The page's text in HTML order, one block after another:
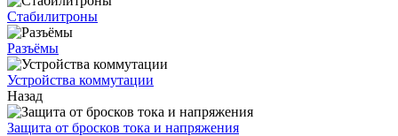
Стабилитроны
Разъёмы
Устройства коммутации
Назад
Защита от бросков тока и напряжения